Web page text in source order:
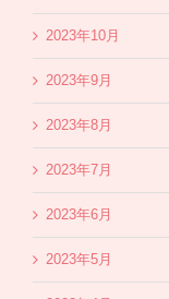
2023年10月
2023年9月
2023年8月
2023年7月
2023年6月
2023年5月